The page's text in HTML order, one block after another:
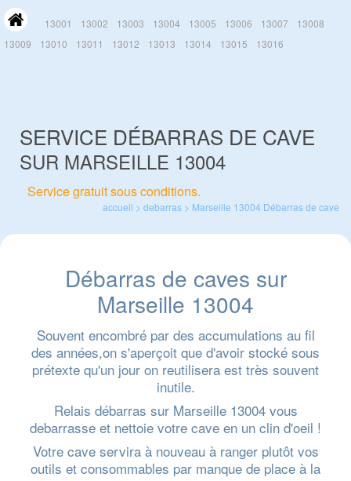
SERVICE DÉBARRAS DE CAVE
SUR MARSEILLE 13004
Service gratuit sous conditions.
accueil > debarras > Marseille 13004 Débarras de cave
Débarras de caves sur
Marseille 13004
Souvent encombré par des accumulations au fil
des années,on s'aperçoit que d'avoir stocké sous
prétexte qu'un jour on reutilisera est très souvent
inutile.
Relais débarras sur Marseille 13004 vous
debarrasse et nettoie votre cave en un clin d'oeil !
Votre cave servira à nouveau à ranger plutôt vos
outils et consommables par manque de place à la
13001 13002 13003 13004 13005 13006 13007
13008
13009
13010 13011 13012 13013 13014 13015 13016